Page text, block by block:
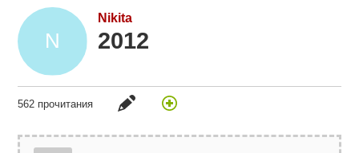
Nikita
2012
562 прочитания